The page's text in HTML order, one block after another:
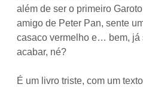
além de ser o primeiro
amigo de Peter Pan, sente
casaco vermelho e… bem, já
acabar, né?
É um livro triste, com um